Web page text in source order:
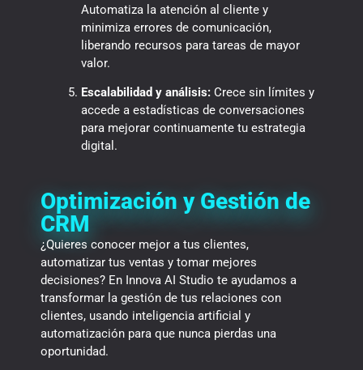
Automatiza la atención al cliente y
minimiza errores de comunicación,
liberando recursos para tareas de mayor
valor.
Escalabilidad y análisis: Crece sin límites y
accede a estadísticas de conversaciones
para mejorar continuamente tu estrategia
digital.
Optimización y Gestión de
CRM
¿Quieres conocer mejor a tus clientes,
automatizar tus ventas y tomar mejores
decisiones? En Innova AI Studio te ayudamos a
transformar la gestión de tus relaciones con
clientes, usando inteligencia artificial y
automatización para que nunca pierdas una
oportunidad.